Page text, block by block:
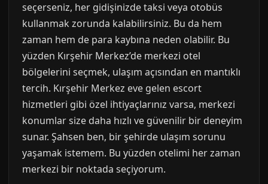
seçerseniz, her gidişinizde taksi veya otobüs
kullanmak zorunda kalabilirsiniz. Bu da hem
zaman hem de para kaybına neden olabilir. Bu
yüzden Kırşehir Merkez’de merkezi otel
bölgelerini seçmek, ulaşım açısından en mantıklı
tercih. Kırşehir Merkez eve gelen escort
hizmetleri gibi özel ihtiyaçlarınız varsa, merkezi
konumlar size daha hızlı ve güvenilir bir deneyim
sunar. Şahsen ben, bir şehirde ulaşım sorunu
yaşamak istemem. Bu yüzden otelimi her zaman
merkezi bir noktada seçiyorum.